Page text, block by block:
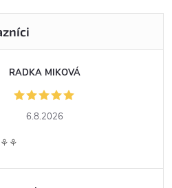
RADKA MIKOVÁ
6.8.2026